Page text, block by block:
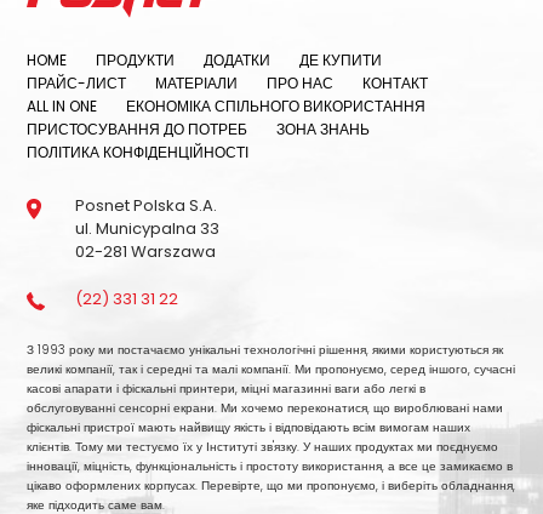
HOME ПРОДУКТИ ДОДАТКИ
ДЕ КУПИТИ
ПРАЙС-ЛИСТ
МАТЕРІАЛИ ПРО НАС
КОНТАКТ
ALL IN ONE
ЕКОНОМІКА СПІЛЬНОГО ВИКОРИСТАННЯ
ПРИСТОСУВАННЯ ДО ПОТРЕБ
ЗОНА ЗНАНЬ
ПОЛІТИКА КОНФІДЕНЦІЙНОСТІ
Posnet Polska S.A.
ul. Municypalna 33
02-281 Warszawa
(22) 331 31 22
З 1993 року ми постачаємо унікальні технологічні рішення, якими користуються як
великі компанії, так і середні та малі компанії. Ми пропонуємо, серед іншого, сучасні
касові апарати і фіскальні принтери, міцні магазинні ваги або легкі в
обслуговуванні сенсорні екрани. Ми хочемо переконатися, що вироблювані нами
фіскальні пристрої мають найвищу якість і відповідають всім вимогам наших
клієнтів. Тому ми тестуємо їх у Інституті зв'язку. У наших продуктах ми поєднуємо
інновації, міцність, функціональність і простоту використання, а все це замикаємо в
цікаво оформлених корпусах. Перевірте, що ми пропонуємо, і виберіть обладнання,
яке підходить саме вам.